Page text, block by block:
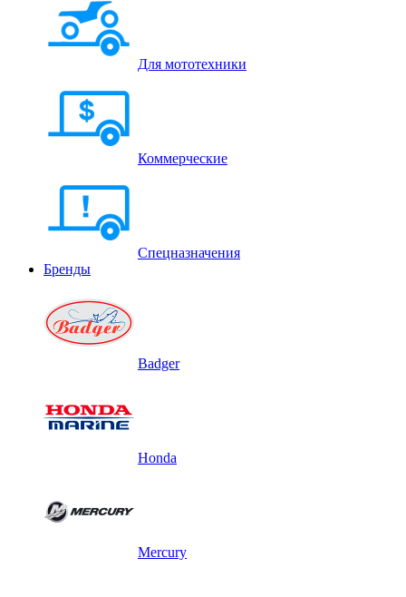
Для мототехники
Коммерческие
Спецназначения
Бренды
Badger
Honda
Mercury